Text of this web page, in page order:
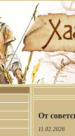
От
11.02.2026